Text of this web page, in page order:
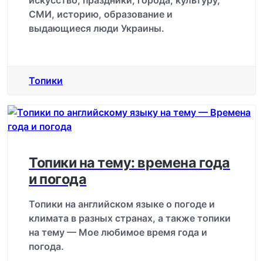
СМИ, историю, образование и
выдающиеся люди Украины.
Топики
Топики на тему: времена года
и погода
Топики на английском языке о погоде и
климата в разных странах, а также топики
на тему — Мое любимое время года и
погода.